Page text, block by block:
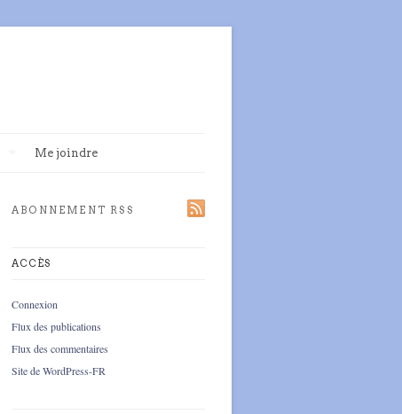
Me joindre
ABONNEMENT RSS
ACCÈS
Connexion
Flux des publications
Flux des commentaires
Site de WordPress-FR